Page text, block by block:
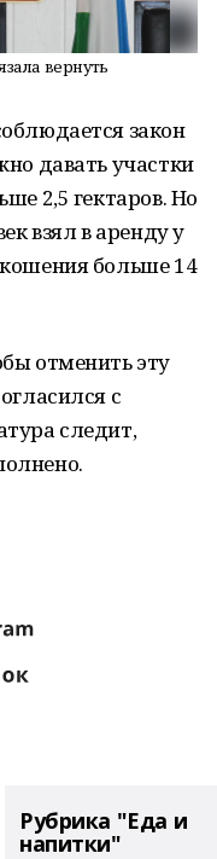
вернуть
закон
давать участки
2,5 гектаров. Но
взял в аренду у
больше 14
отменить эту
с
следит,
Рубрика "Еда и
напитки"